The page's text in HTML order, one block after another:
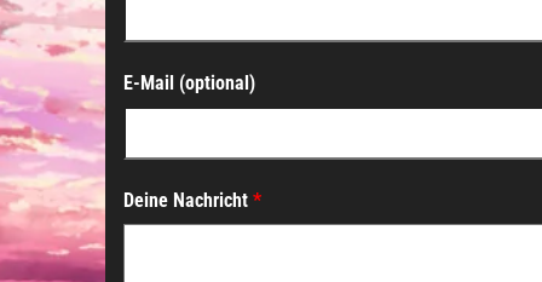
E-Mail (optional)
Deine Nachricht *